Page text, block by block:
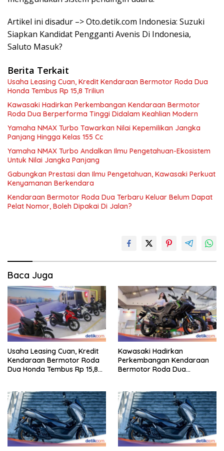
Artikel ini disadur –> Oto.detik.com Indonesia: Suzuki
Siapkan Kandidat Pengganti Avenis Di Indonesia,
Saluto Masuk?
Berita Terkait
Usaha Leasing Cuan, Kredit Kendaraan Bermotor Roda Dua
Honda Tembus Rp 15,8 Triliun
Kawasaki Hadirkan Perkembangan Kendaraan Bermotor
Roda Dua Berperforma Tinggi Didalam Keahlian Modern
Yamaha NMAX Turbo Tawarkan Nilai Kepemilikan Jangka
Panjang Hingga Kelas 155 Cc
Yamaha NMAX Turbo Andalkan Ilmu Pengetahuan-Ekosistem
Untuk Nilai Jangka Panjang
Gabungkan Prestasi dan Ilmu Pengetahuan, Kawasaki Perkuat
Kenyamanan Berkendara
Kendaraan Bermotor Roda Dua Terbaru Keluar Belum Dapat
Pelat Nomor, Boleh Dipakai Di Jalan?
Baca Juga
Usaha Leasing Cuan, Kredit
Kendaraan Bermotor Roda
Dua Honda Tembus Rp 15,8
Kawasaki Hadirkan
Perkembangan Kendaraan
Bermotor Roda Dua